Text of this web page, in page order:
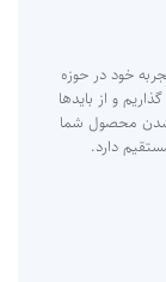
خود در حوزه
و از بایدها
شدن محصول شما
دارد.